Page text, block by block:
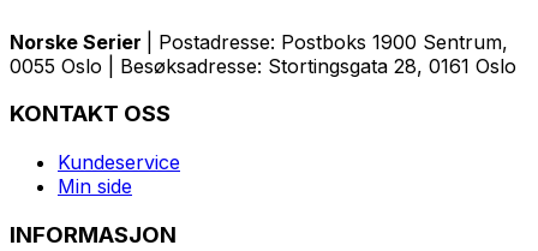
Norske Serier
| Postadresse: Postboks 1900 Sentrum,
0055 Oslo | Besøksadresse: Stortingsgata 28, 0161 Oslo
KONTAKT OSS
Kundeservice
Min side
INFORMASJON